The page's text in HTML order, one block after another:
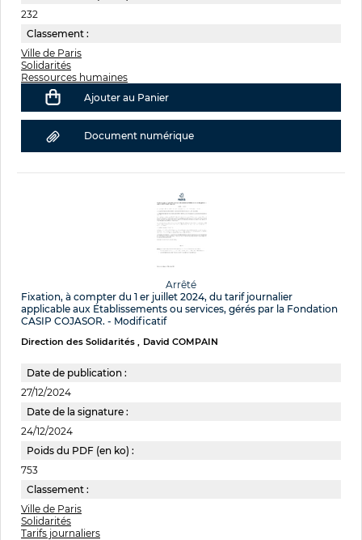
232
Classement :
Ville de Paris
Solidarités
Ressources humaines
Ajouter au Panier
Document numérique
Arrêté
Fixation, à compter du 1 er juillet 2024, du tarif journalier
applicable aux Établissements ou services, gérés par la Fondation
CASIP COJASOR. - Modificatif
Direction des Solidarités David COMPAIN
Date de publication :
27/12/2024
Date de la signature :
24/12/2024
Poids du PDF (en ko) :
753
Classement :
Ville de Paris
Solidarités
Tarifs journaliers